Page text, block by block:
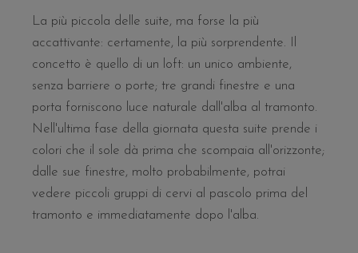
La più piccola delle suite, ma forse la più
accattivante: certamente, la più sorprendente. Il
concetto è quello di un loft: un unico ambiente,
senza barriere o porte; tre grandi finestre e una
porta forniscono luce naturale dall'alba al tramonto.
Nell'ultima fase della giornata questa suite prende i
colori che il sole dà prima che scompaia all'orizzonte;
dalle sue finestre, molto probabilmente, potrai
vedere piccoli gruppi di cervi al pascolo prima del
tramonto e immediatamente dopo l'alba.